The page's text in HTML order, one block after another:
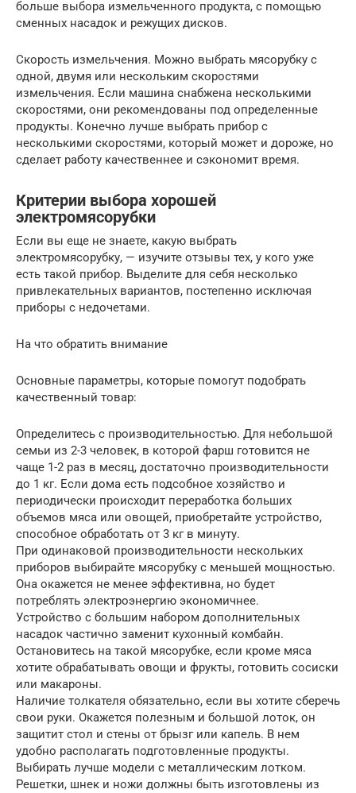
больше выбора измельченного продукта, с помощью
сменных насадок и режущих дисков.
Скорость измельчения. Можно выбрать мясорубку с
одной, двумя или нескольким скоростями
измельчения. Если машина снабжена несколькими
скоростями, они рекомендованы под определенные
продукты. Конечно лучше выбрать прибор с
несколькими скоростями, который может и дороже, но
сделает работу качественнее и сэкономит время.
Критерии выбора хорошей
электромясорубки
Если вы еще не знаете, какую выбрать
электромясорубку, — изучите отзывы тех, у кого уже
есть такой прибор. Выделите для себя несколько
привлекательных вариантов, постепенно исключая
приборы с недочетами.
На что обратить внимание
Основные параметры, которые помогут подобрать
качественный товар:
Определитесь с производительностью. Для небольшой
семьи из 2-3 человек, в которой фарш готовится не
чаще 1-2 раз в месяц, достаточно производительности
до 1 кг. Если дома есть подсобное хозяйство и
периодически происходит переработка больших
объемов мяса или овощей, приобретайте устройство,
способное обработать от 3 кг в минуту.
При одинаковой производительности нескольких
приборов выбирайте мясорубку с меньшей мощностью.
Она окажется не менее эффективна, но будет
потреблять электроэнергию экономичнее.
Устройство с большим набором дополнительных
насадок частично заменит кухонный комбайн.
Остановитесь на такой мясорубке, если кроме мяса
хотите обрабатывать овощи и фрукты, готовить сосиски
или макароны.
Наличие толкателя обязательно, если вы хотите сберечь
свои руки. Окажется полезным и большой лоток, он
защитит стол и стены от брызг или капель. В нем
удобно располагать подготовленные продукты.
Выбирать лучше модели с металлическим лотком.
Решетки, шнек и ножи должны быть изготовлены из